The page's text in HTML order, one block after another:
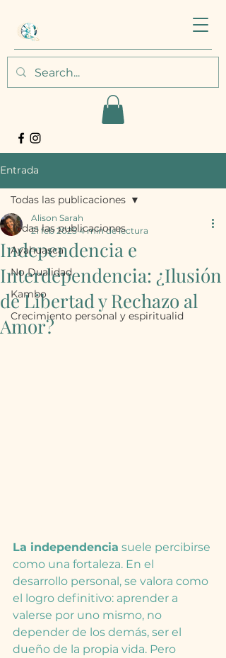
Entrada
Todas las publicaciones
Ayahuasca
No Dualidad
Kambo
Crecimiento personal y espiritualid
Todas las publicaciones
Independencia e
Interdependencia: ¿Ilusión
de Libertad y Rechazo al
Amor?
Alison Sarah
21 feb 2025 4 min de lectura
La independencia suele percibirse
como una fortaleza. En el
desarrollo personal, se valora como
el logro definitivo: aprender a
valerse por uno mismo, no
depender de los demás, ser el
dueño de la propia vida. Pero